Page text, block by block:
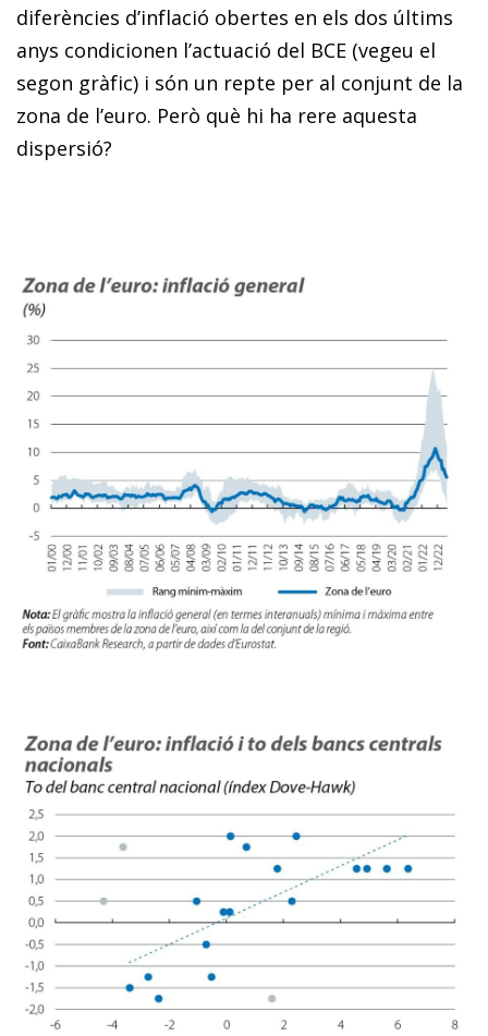
diferències d’inflació obertes en els dos últims
anys condicionen l’actuació del BCE (vegeu el
segon gràfic) i són un repte per al conjunt de la
zona de l’euro. Però què hi ha rere aquesta
dispersió?